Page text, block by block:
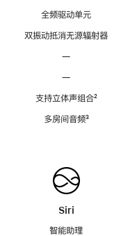
全频驱动单元
双振动抵消无源辐射器
—
—
支持立体声组合脚
²
多房间音频脚
³
Siri
智能助理